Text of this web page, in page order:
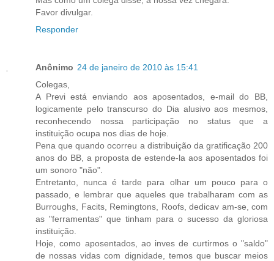
Favor divulgar.
Responder
Anônimo 24 de janeiro de 2010 às 15:41
Colegas,
A Previ está enviando aos aposentados, e-mail do BB,
logicamente pelo transcurso do Dia alusivo aos mesmos,
reconhecendo nossa participação no status que a
instituição ocupa nos dias de hoje.
Pena que quando ocorreu a distribuição da gratificação 200
anos do BB, a proposta de estende-la aos aposentados foi
um sonoro "não".
Entretanto, nunca é tarde para olhar um pouco para o
passado, e lembrar que aqueles que trabalharam com as
Burroughs, Facits, Remingtons, Roofs, dedicav am-se, com
as "ferramentas" que tinham para o sucesso da gloriosa
instituição.
Hoje, como aposentados, ao inves de curtirmos o "saldo"
de nossas vidas com dignidade, temos que buscar meios